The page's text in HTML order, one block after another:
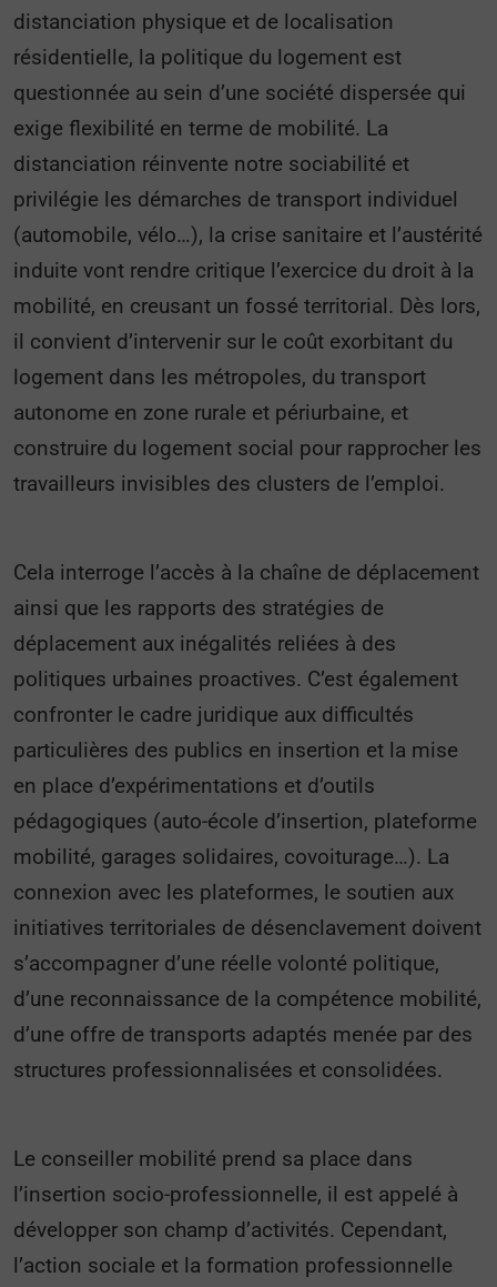
distanciation physique et de localisation
résidentielle, la politique du logement est
questionnée au sein d’une société dispersée qui
exige flexibilité en terme de mobilité. La
distanciation réinvente notre sociabilité et
privilégie les démarches de transport individuel
(automobile, vélo…), la crise sanitaire et l’austérité
induite vont rendre critique l’exercice du droit à la
mobilité, en creusant un fossé territorial. Dès lors,
il convient d’intervenir sur le coût exorbitant du
logement dans les métropoles, du transport
autonome en zone rurale et périurbaine, et
construire du logement social pour rapprocher les
travailleurs invisibles des clusters de l’emploi.
Cela interroge l’accès à la chaîne de déplacement
ainsi que les rapports des stratégies de
déplacement aux inégalités reliées à des
politiques urbaines proactives. C’est également
confronter le cadre juridique aux difficultés
particulières des publics en insertion et la mise
en place d’expérimentations et d’outils
pédagogiques (auto-école d’insertion, plateforme
mobilité, garages solidaires, covoiturage…). La
connexion avec les plateformes, le soutien aux
initiatives territoriales de désenclavement doivent
s’accompagner d’une réelle volonté politique,
d’une reconnaissance de la compétence mobilité,
d’une offre de transports adaptés menée par des
structures professionnalisées et consolidées.
Le conseiller mobilité prend sa place dans
l’insertion socio-professionnelle, il est appelé à
développer son champ d’activités. Cependant,
l’action sociale et la formation professionnelle